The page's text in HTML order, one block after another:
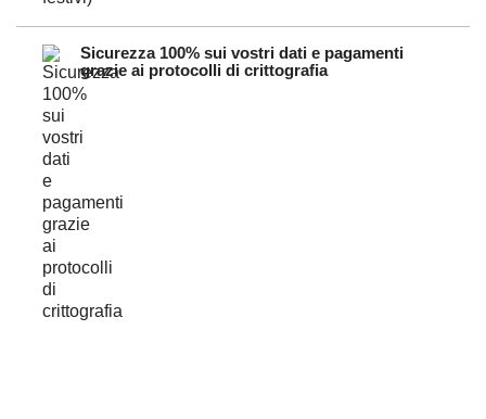
Sicurezza 100% sui vostri dati e pagamenti
grazie ai protocolli di crittografia